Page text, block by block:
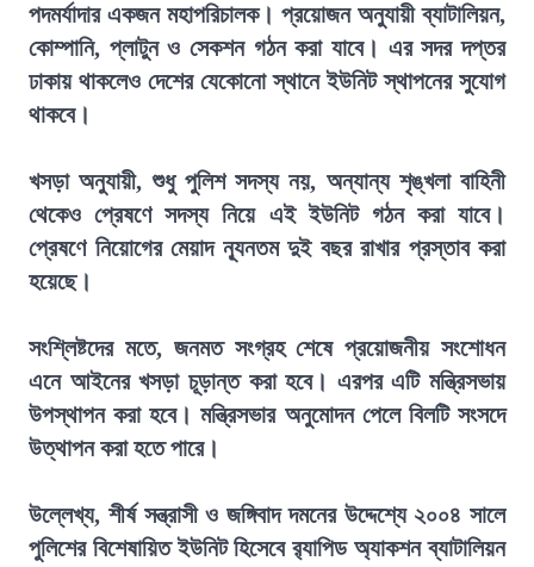
পদমর্যাদার একজন মহাপরিচালক। প্রয়োজন অনুযায়ী ব্যাটালিয়ন,
কোম্পানি, প্লাটুন ও সেকশন গঠন করা যাবে। এর সদর দপ্তর
ঢাকায় থাকলেও দেশের যেকোনো স্থানে ইউনিট স্থাপনের সুযোগ
থাকবে।
খসড়া অনুযায়ী, শুধু পুলিশ সদস্য নয়, অন্যান্য শৃঙ্খলা বাহিনী
থেকেও প্রেষণে সদস্য নিয়ে এই ইউনিট গঠন করা যাবে।
প্রেষণে নিয়োগের মেয়াদ ন্যূনতম দুই বছর রাখার প্রস্তাব করা
হয়েছে।
সংশ্লিষ্টদের মতে, জনমত সংগ্রহ শেষে প্রয়োজনীয় সংশোধন
এনে আইনের খসড়া চূড়ান্ত করা হবে। এরপর এটি মন্ত্রিসভায়
উপস্থাপন করা হবে। মন্ত্রিসভার অনুমোদন পেলে বিলটি সংসদে
উত্থাপন করা হতে পারে।
উল্লেখ্য, শীর্ষ সন্ত্রাসী ও জঙ্গিবাদ দমনের উদ্দেশ্যে ২০০৪ সালে
পুলিশের বিশেষায়িত ইউনিট হিসেবে র‍্যাপিড অ্যাকশন ব্যাটালিয়ন